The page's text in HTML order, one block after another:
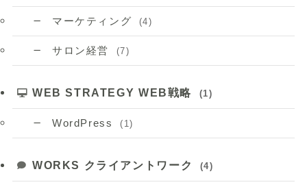
マーケティング (4)
サロン経営 (7)
WEB STRATEGY WEB戦略 (1)
WordPress (1)
WORKS クライアントワーク (4)